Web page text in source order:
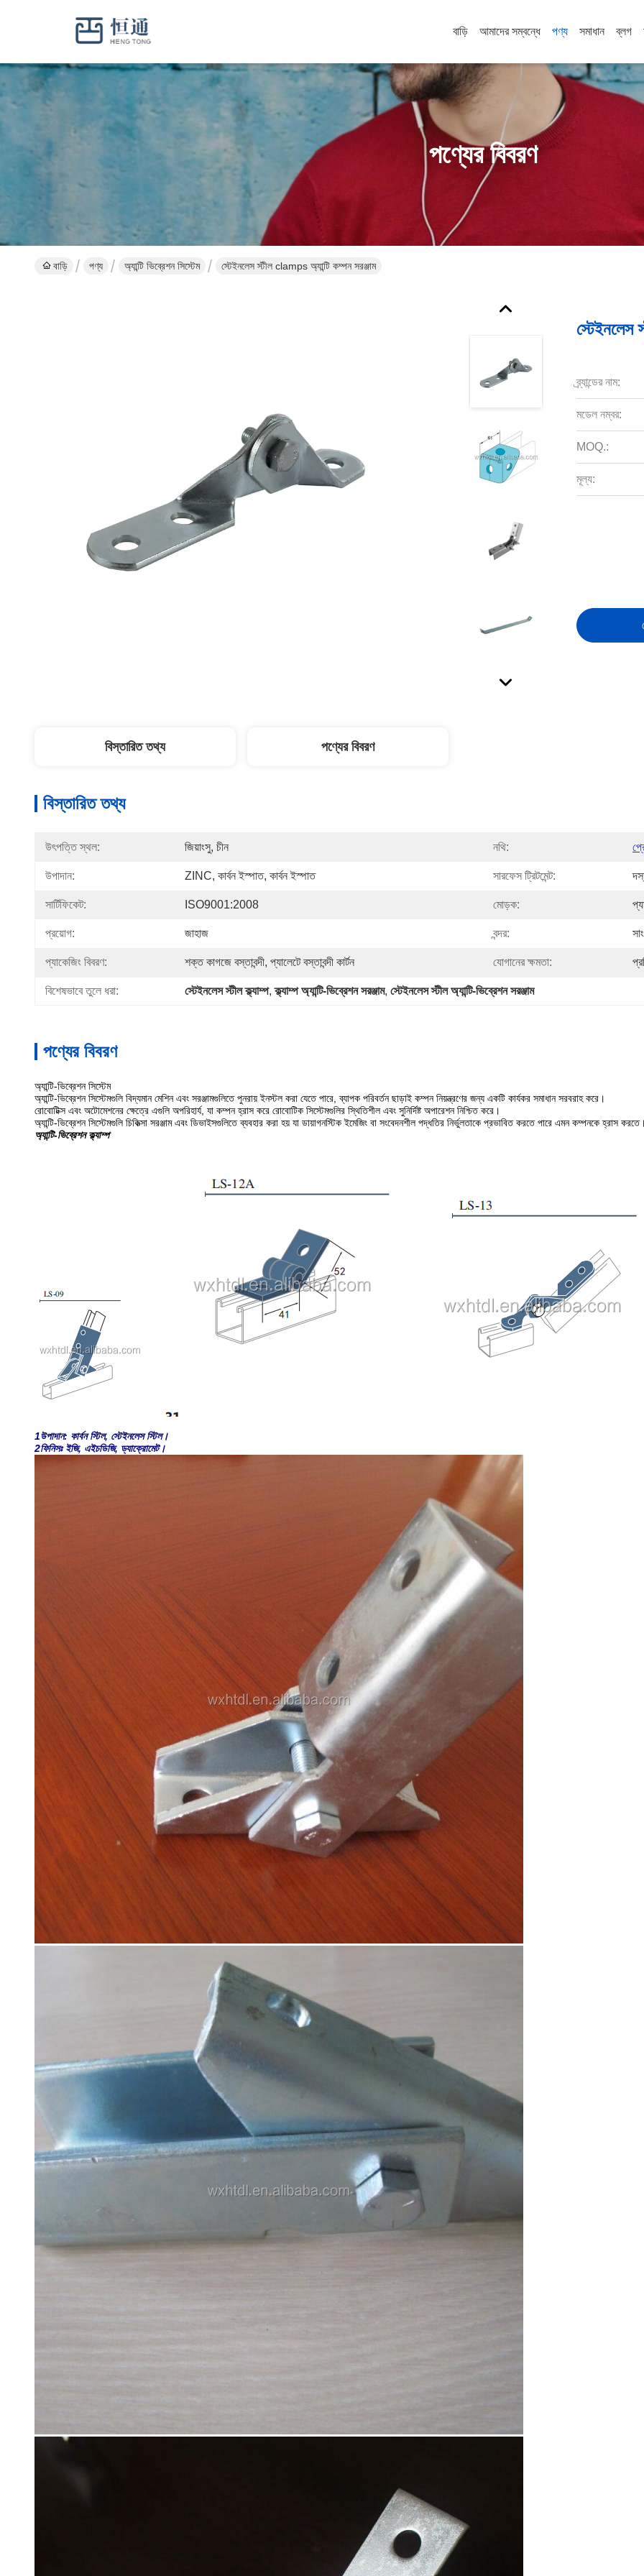
বাড়ি আমাদের সম্বন্ধে পণ্য সমাধান ব্লগ
পণ্যের বিবরণ
বাড়ি পণ্য অ্যান্টি ভিব্রেশন সিস্টেম স্টেইনলেস স্টীল clamps অ্যান্টি কম্পন সরঞ্জাম
স্টেইনলেস
ব্র্যান্ডের নাম:
মডেল নম্বর:
MOQ.:
মূল্য:
বিস্তারিত তথ্য পণ্যের বিবরণ
বিস্তারিত তথ্য
উৎপত্তি স্থল: জিয়াংসু, চীন নথি:
উপাদান: ZINC, কার্বন ইস্পাত, কার্বন ইস্পাত সারফেস ট্রিটমেন্ট:
সার্টিফিকেট: ISO9001:2008 মোড়ক:
প্রয়োগ: জাহাজ বন্দর:
প্যাকেজিং বিবরণ: শক্ত কাগজে বস্তাবন্দী, প্যালেটে বস্তাবন্দী কার্টন যোগানের ক্ষমতা:
বিশেষভাবে তুলে ধরা: স্টেইনলেস স্টীল ক্ল্যাম্প, ক্ল্যাম্প অ্যান্টি-ভিব্রেশন সরঞ্জাম, স্টেইনলেস স্টীল অ্যান্টি-ভিব্রেশন সরঞ্জাম
পণ্যের বিবরণ
অ্যান্টি-ভিব্রেশন সিস্টেম
অ্যান্টি-ভিব্রেশন সিস্টেমগুলি বিদ্যমান মেশিন এবং সরঞ্জামগুলিতে পুনরায় ইনস্টল করা যেতে পারে, ব্যাপক পরিবর্তন ছাড়াই কম্পন নিয়ন্ত্রণের জন্য একটি কার্যকর সমাধান সরবরাহ করে।
রোবোটিক্স এবং অটোমেশনের ক্ষেত্রে এগুলি অপরিহার্য, যা কম্পন হ্রাস করে রোবোটিক সিস্টেমগুলির স্থিতিশীল এবং সুনির্দিষ্ট অপারেশন নিশ্চিত করে।
অ্যান্টি-ভিব্রেশন সিস্টেমগুলি চিকিত্সা সরঞ্জাম এবং ডিভাইসগুলিতে ব্যবহার করা হয় যা ডায়াগনস্টিক ইমেজিং বা সংবেদনশীল পদ্ধতির নির্ভুলতাকে প্রভাবিত করতে পারে এমন কম্পনকে হ্রাস
অ্যান্টি-ভিব্রেশন ক্ল্যাম্প
1উপাদান: কার্বন স্টিল, স্টেইনলেস স্টিল।
2ফিনিসঃ ইজি, এইচডিজি, ড্যাক্রোমেট।